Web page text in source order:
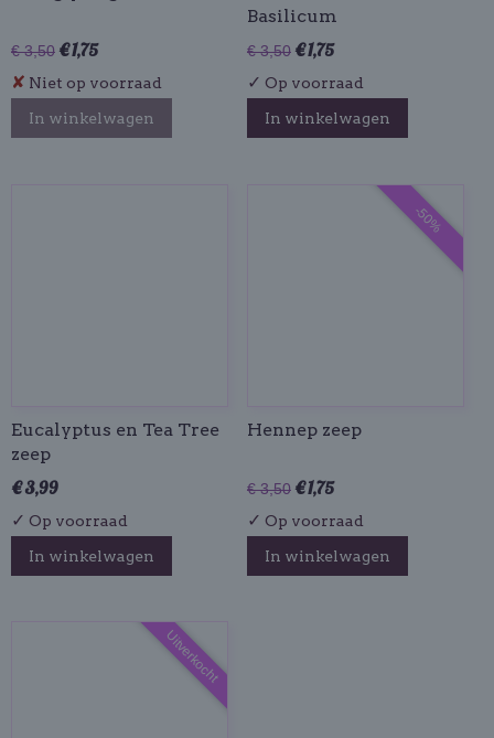
€ 3,50 € 1,75
✘ Niet op voorraad
In winkelwagen
Basilicum
€ 3,50 € 1,75
✓ Op voorraad
In winkelwagen
Eucalyptus en Tea Tree
zeep
€ 3,99
✓ Op voorraad
In winkelwagen
-50%
Hennep zeep
€ 3,50 € 1,75
✓ Op voorraad
In winkelwagen
Uitverkocht